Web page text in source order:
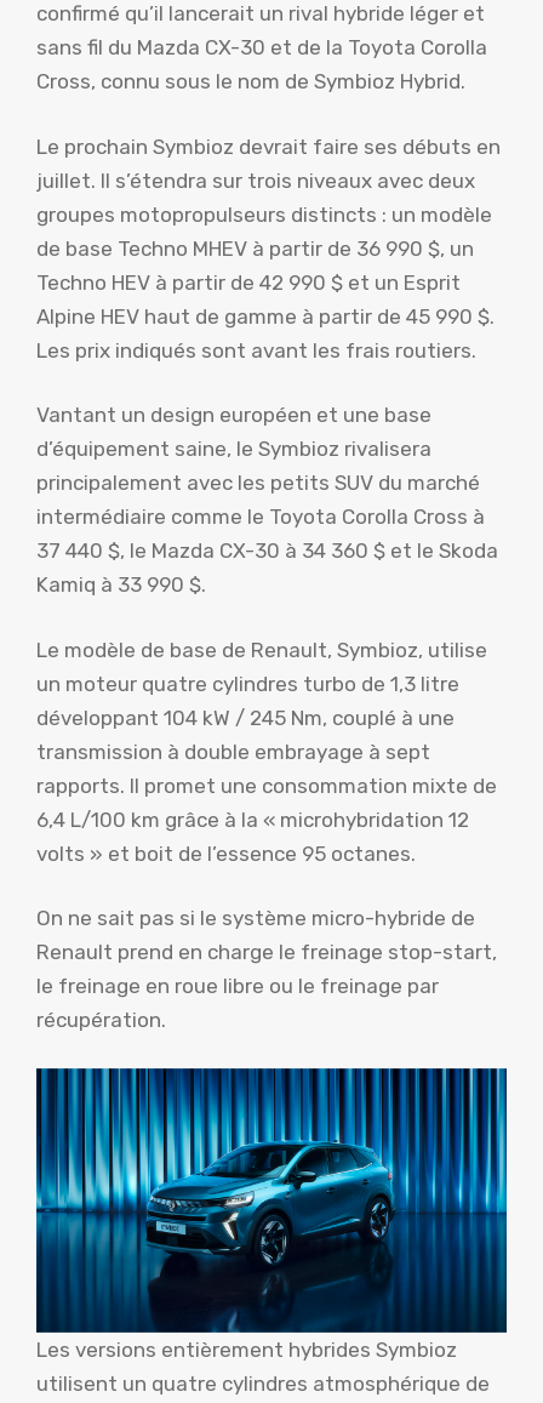
confirmé qu’il lancerait un rival hybride léger et
sans fil du Mazda CX-30 et de la Toyota Corolla
Cross, connu sous le nom de Symbioz Hybrid.
Le prochain Symbioz devrait faire ses débuts en
juillet. Il s’étendra sur trois niveaux avec deux
groupes motopropulseurs distincts : un modèle
de base Techno MHEV à partir de 36 990 $, un
Techno HEV à partir de 42 990 $ et un Esprit
Alpine HEV haut de gamme à partir de 45 990 $.
Les prix indiqués sont avant les frais routiers.
Vantant un design européen et une base
d’équipement saine, le Symbioz rivalisera
principalement avec les petits SUV du marché
intermédiaire comme le Toyota Corolla Cross à
37 440 $, le Mazda CX-30 à 34 360 $ et le Skoda
Kamiq à 33 990 $.
Le modèle de base de Renault, Symbioz, utilise
un moteur quatre cylindres turbo de 1,3 litre
développant 104 kW / 245 Nm, couplé à une
transmission à double embrayage à sept
rapports. Il promet une consommation mixte de
6,4 L/100 km grâce à la « microhybridation 12
volts » et boit de l’essence 95 octanes.
On ne sait pas si le système micro-hybride de
Renault prend en charge le freinage stop-start,
le freinage en roue libre ou le freinage par
récupération.
Les versions entièrement hybrides Symbioz
utilisent un quatre cylindres atmosphérique de